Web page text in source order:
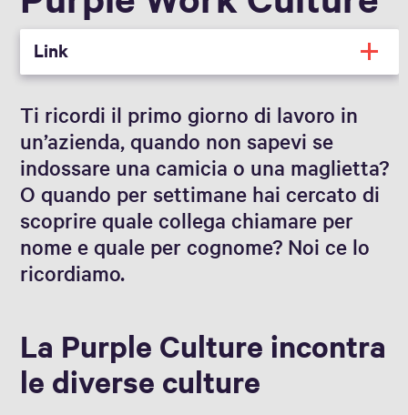
Link
Ti ricordi il primo giorno di lavoro in
un’azienda, quando non sapevi se
indossare una camicia o una maglietta?
O quando per settimane hai cercato di
scoprire quale collega chiamare per
nome e quale per cognome? Noi ce lo
ricordiamo.
La Purple Culture incontra
le diverse culture